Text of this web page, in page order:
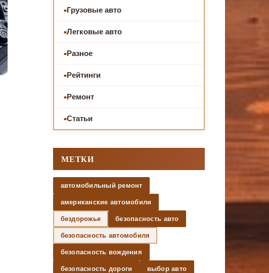
Грузовые авто
Легковые авто
Разное
Рейтинги
Ремонт
Статьи
МЕТКИ
автомобильный ремонт
американские автомобили
бездорожье безопасность авто
безопасность автомобиля
безопасность вождения
безопасность дороги выбор авто